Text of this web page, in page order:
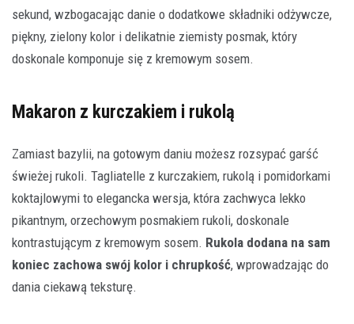
sekund, wzbogacając danie o dodatkowe składniki odżywcze,
piękny, zielony kolor i delikatnie ziemisty posmak, który
doskonale komponuje się z kremowym sosem.
Makaron z kurczakiem i rukolą
Zamiast bazylii, na gotowym daniu możesz rozsypać garść
świeżej rukoli. Tagliatelle z kurczakiem, rukolą i pomidorkami
koktajlowymi to elegancka wersja, która zachwyca lekko
pikantnym, orzechowym posmakiem rukoli, doskonale
kontrastującym z kremowym sosem. Rukola dodana na sam
koniec zachowa swój kolor i chrupkość, wprowadzając do
dania ciekawą teksturę.